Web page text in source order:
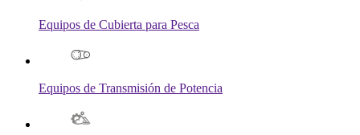
Equipos de Cubierta para Pesca
Equipos de Transmisión de Potencia